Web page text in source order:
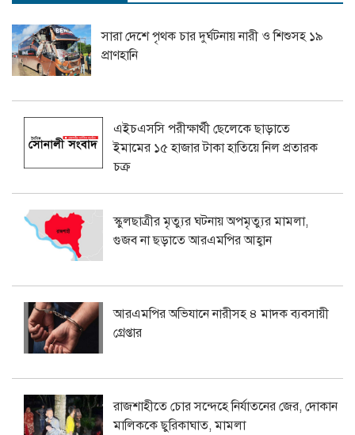
সারা দেশে পৃথক চার দুর্ঘটনায় নারী ও শিশুসহ ১৯
প্রাণহানি
এইচএসসি পরীক্ষার্থী ছেলেকে ছাড়াতে
ইমামের ১৫ হাজার টাকা হাতিয়ে নিল প্রতারক
চক্র
স্কুলছাত্রীর মৃত্যুর ঘটনায় অপমৃত্যুর মামলা,
গুজব না ছড়াতে আরএমপির আহ্বান
আরএমপির অভিযানে নারীসহ ৪ মাদক ব্যবসায়ী
গ্রেপ্তার
রাজশাহীতে চোর সন্দেহে নির্যাতনের জের, দোকান
মালিককে ছুরিকাঘাত, মামলা